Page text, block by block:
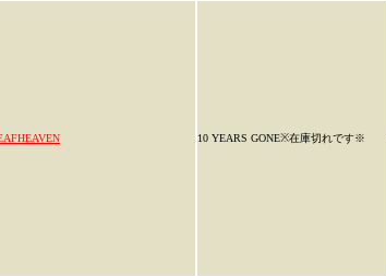
10 YEARS GONE※在庫切れです※